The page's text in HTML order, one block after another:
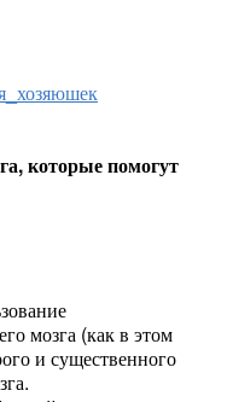
которые помогут
мозга (как в этом
и существенного